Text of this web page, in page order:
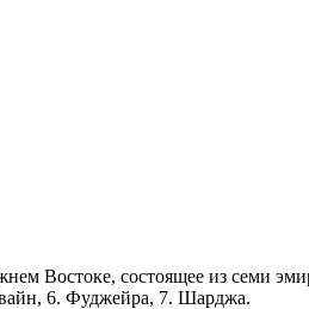
Востоке, состоящее из семи
6. Фуджейра, 7. Шарджа.